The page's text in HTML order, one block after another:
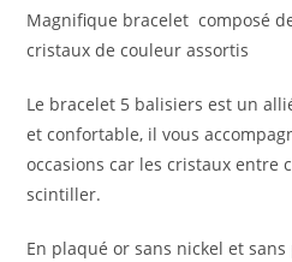
Magnifique bracelet composé
cristaux de couleur assortis
Le bracelet 5 balisiers est un
et confortable, il vous
occasions car les cristaux entre
scintiller.
En plaqué or sans nickel et sans